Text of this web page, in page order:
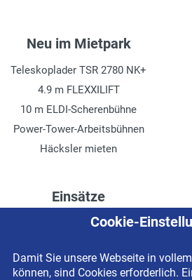
51 l, Diesel
Mastneigung
vor/zurück, 6°/8°
Neu im Mietpark
Teleskoplader TSR 2780 NK+
4.9 m FLEXXILIFT
10 m ELDI-Scherenbühne
Power-Tower-Arbeitsbühnen
Häcksler mieten
Einsätze
Höhenzugang für
Drainage verlegen
Cookie-
Damit Sie unsere Webseite in
können, sind Cookies erforderlich.